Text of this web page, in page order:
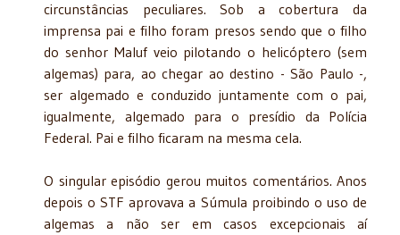
circunstâncias peculiares. Sob a cobertura da
imprensa pai e filho foram presos sendo que o filho
do senhor Maluf veio pilotando o helicóptero (sem
algemas) para, ao chegar ao destino - São Paulo -,
ser algemado e conduzido juntamente com o pai,
igualmente, algemado para o presídio da Polícia
Federal. Pai e filho ficaram na mesma cela.
O singular episódio gerou muitos comentários. Anos
depois o STF aprovava a Súmula proibindo o uso de
algemas a não ser em casos excepcionais aí